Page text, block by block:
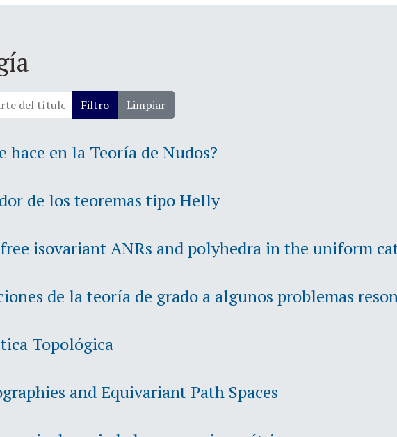
del título Filtro Limpiar
hace en la Teoría de Nudos?
de los teoremas tipo Helly
isovariant ANRs and polyhedra in the uniform
de la teoría de grado a algunos problemas
Topológica
and Equivariant Path Spaces